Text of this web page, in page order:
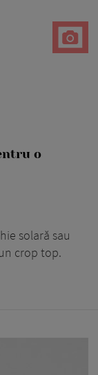
o
solară sau
crop top.